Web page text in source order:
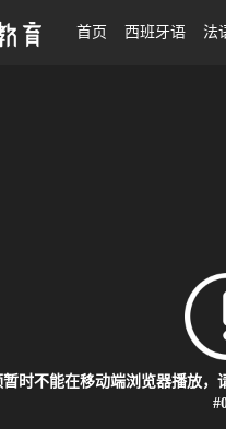
首页 西班牙语 法
暂时不能在移动端浏览器播放，